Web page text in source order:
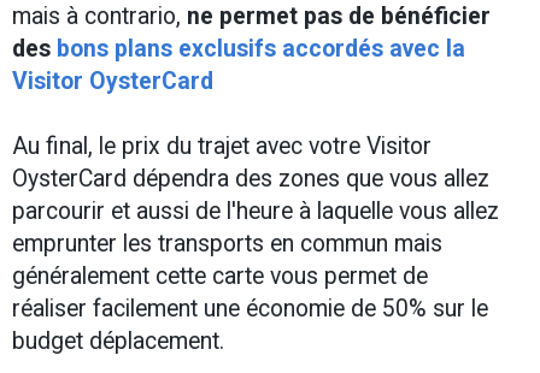
mais à contrario, ne permet pas de bénéficier
des bons plans exclusifs accordés avec la
Visitor OysterCard
Au final, le prix du trajet avec votre Visitor
OysterCard dépendra des zones que vous allez
parcourir et aussi de l'heure à laquelle vous allez
emprunter les transports en commun mais
généralement cette carte vous permet de
réaliser facilement une économie de 50% sur le
budget déplacement.